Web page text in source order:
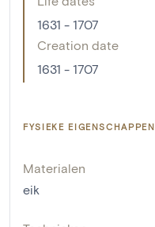
1631 - 1707
Creation date
1631 - 1707
FYSIEKE EIGENSCHAPPEN
Materialen
eik